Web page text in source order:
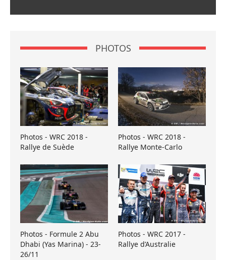
PHOTOS
Photos - WRC 2018 -
Rallye de Suède
Photos - WRC 2018 -
Rallye Monte-Carlo
Photos - Formule 2 Abu
Dhabi (Yas Marina) - 23-
26/11
Photos - WRC 2017 -
Rallye d’Australie